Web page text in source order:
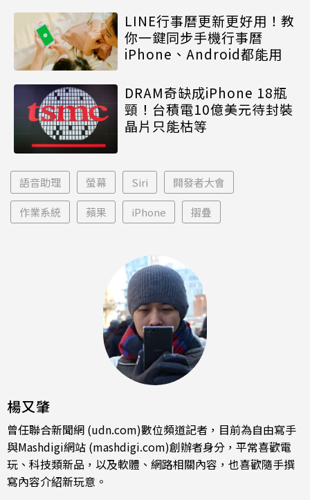
LINE行事曆更新更好用！教
你一鍵同步手機行事曆
iPhone、Android都能用
DRAM奇缺成iPhone 18瓶
頸！台積電10億美元待封裝
晶片只能枯等
語音助理 螢幕 Siri 開發者大會
作業系統 蘋果 iPhone 摺疊
楊又肇
曾任聯合新聞網 (udn.com)數位頻道記者，目前為自由寫手
與Mashdigi網站 (mashdigi.com)創辦者身分，平常喜歡電
玩、科技類新品，以及軟體、網路相關內容，也喜歡隨手撰
寫內容介紹新玩意。